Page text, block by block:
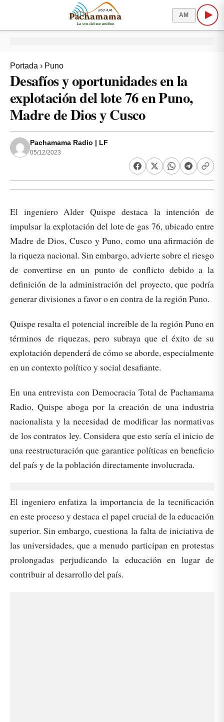
AM
Portada › Puno
Desafíos y oportunidades en la
explotación del lote 76 en Puno,
Madre de Dios y Cusco
Pachamama Radio | LF
05/12/2023
El ingeniero Alder Quispe destaca la intención de
impulsar la explotación del lote de gas 76, ubicado entre
Madre de Dios, Cusco y Puno, como una afirmación de
la riqueza nacional. Sin embargo, advierte sobre el riesgo
de convertirse en un punto de conflicto debido a la
definición de la administración del proyecto, que podría
generar divisiones a favor o en contra de la región Puno.
Quispe resalta el potencial increíble de la región Puno en
términos de riquezas, pero subraya que el éxito de su
explotación dependerá de cómo se aborde, especialmente
en un contexto político y social desafiante.
En una entrevista con Democracia Total de Pachamama
Radio, Quispe aboga por la creación de una industria
nacionalista y la necesidad de modificar las normativas
de los contratos ley. Considera que esto sería el inicio de
una reestructuración que garantice políticas en beneficio
del país y de la población directamente involucrada.
El ingeniero enfatiza la importancia de la tecnificación
en este proceso y destaca el papel crucial de la educación
superior. Sin embargo, cuestiona la falta de iniciativa de
las universidades, que a menudo participan en protestas
prolongadas perjudicando la educación en lugar de
contribuir al desarrollo del país.